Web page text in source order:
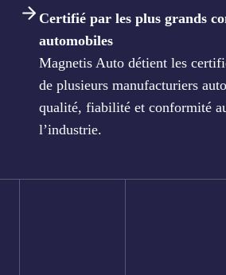
Certifié par les plus grands
automobiles
Magnetis Auto détient les
de plusieurs manufacturiers
qualité, fiabilité et conformité
l’industrie.